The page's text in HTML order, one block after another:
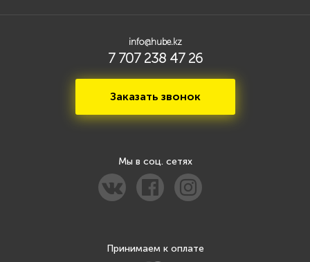
info@hube.kz
7 707 238 47 26
Заказать звонок
Мы в соц. сетях
Принимаем к оплате